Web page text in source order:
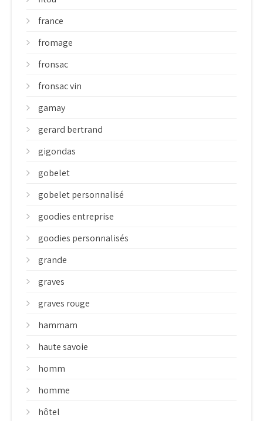
france
fromage
fronsac
fronsac vin
gamay
gerard bertrand
gigondas
gobelet
gobelet personnalisé
goodies entreprise
goodies personnalisés
grande
graves
graves rouge
hammam
haute savoie
homm
homme
hôtel